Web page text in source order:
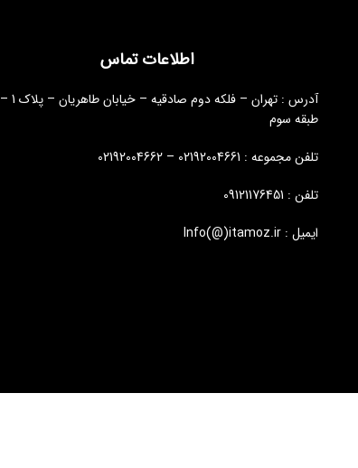
اطلاعات تماس
آدرس : تهران – فلکه دوم صادقیه – خیابان طاهریان – پلاک 1 –
طبقه سوم
تلفن مجموعه : 02192004661 – 02192004662
تلفن : 09121176451
ایمیل : Info(@)itamoz.ir